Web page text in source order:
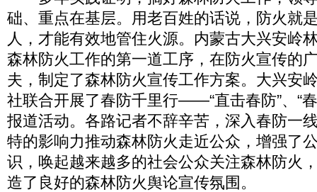
础、重点在基层。用老百姓的话说，防火就
人，才能有效地管住火源。内蒙古大兴安岭
森林防火工作的第一道工序，在防火宣传的
夫，制定了森林防火宣传工作方案。大兴安
社联合开展了春防千里行——“直击春防”、“
报道活动。各路记者不辞辛苦，深入春防一
特的影响力推动森林防火走近公众，增强了
识，唤起越来越多的社会公众关注森林防火
造了良好的森林防火舆论宣传氛围。